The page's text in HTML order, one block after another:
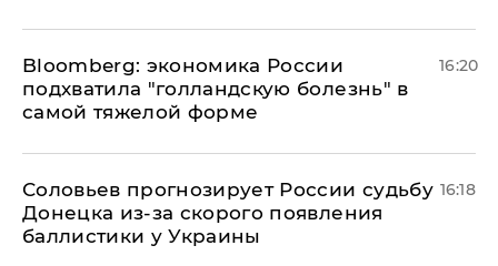
Bloomberg: экономика России
подхватила "голландскую болезнь" в
самой тяжелой форме
16:20
Соловьев прогнозирует России судьбу
Донецка из-за скорого появления
баллистики у Украины
16:18